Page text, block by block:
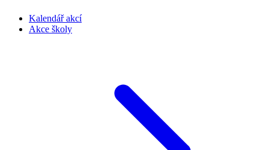
Kalendář akcí
Akce školy